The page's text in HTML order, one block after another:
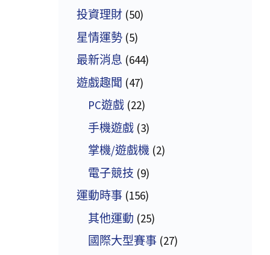
投資理財 (50)
星情運勢 (5)
最新消息 (644)
遊戲趣聞 (47)
PC遊戲 (22)
手機遊戲 (3)
掌機/遊戲機 (2)
電子競技 (9)
運動時事 (156)
其他運動 (25)
國際大型賽事 (27)